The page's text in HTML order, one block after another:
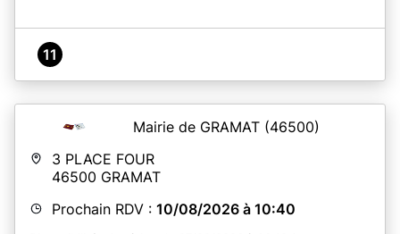
11
Mairie de GRAMAT (46500)
3 PLACE FOUR
46500 GRAMAT
Prochain RDV : 10/08/2026 à 10:40